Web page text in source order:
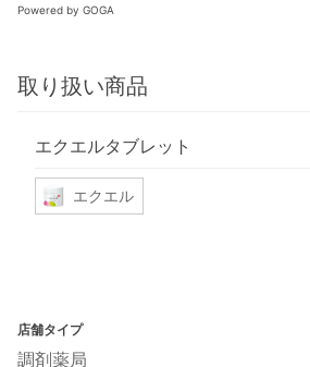
Powered by GOGA
取り扱い商品
エクエルタブレット
エクエル
店舗タイプ
調剤薬局